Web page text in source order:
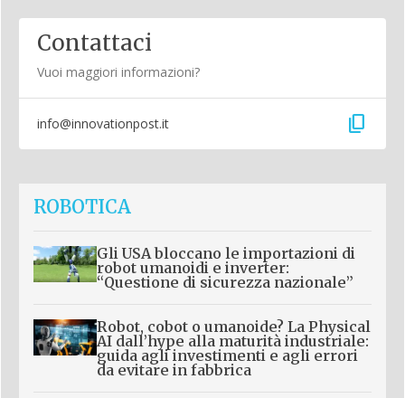
Contattaci
Vuoi maggiori informazioni?
info@innovationpost.it content_copy
ROBOTICA
Gli USA bloccano le importazioni di
robot umanoidi e inverter:
“Questione di sicurezza nazionale”
Robot, cobot o umanoide? La Physical
AI dall’hype alla maturità industriale:
guida agli investimenti e agli errori
da evitare in fabbrica